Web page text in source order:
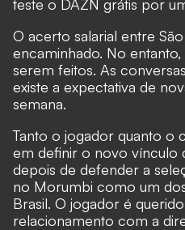
teste o DAZN grátis por
O acerto salarial entre
encaminhado. No entanto,
serem feitos. As
existe a expectativa de
semana.
Tanto o jogador quanto o
em definir o novo vínculo
depois de defender a
no Morumbi como um
Brasil. O jogador é
relacionamento com a